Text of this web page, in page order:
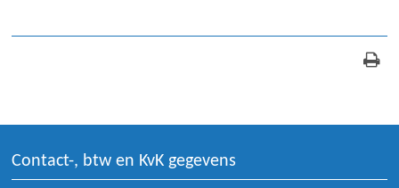
Contact-, btw en KvK gegevens